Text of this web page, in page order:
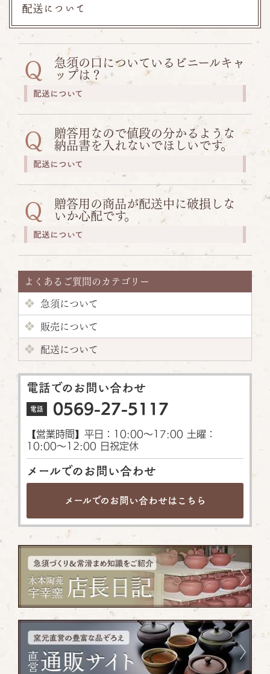
配送について
Q
急須の口についているビニールキャ
ップは？
配送について
Q
贈答用なので値段の分かるような
納品書を入れないでほしいです。
配送について
Q
贈答用の商品が配送中に破損しな
いか心配です。
配送について
よくあるご質問のカテゴリー
急須について
販売について
配送について
電話でのお問い合わせ
電話 0569-27-5117
【営業時間】平日：10:00〜17:00 土曜：
10:00〜12:00 日祝定休
メールでのお問い合わせ
メールでのお問い合わせは こちら